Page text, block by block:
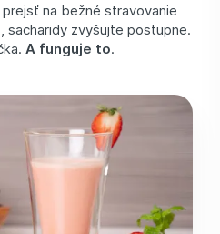
na bežné stravovanie
, sacharidy zvyšujte postupne.
A funguje to.